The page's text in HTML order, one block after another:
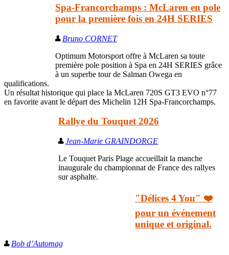
Spa-Francorchamps : McLaren en pole
pour la première fois en 24H SERIES
Bruno CORNET
Optimum Motorsport offre à McLaren sa toute
première pole position à Spa en 24H SERIES grâce
à un superbe tour de Salman Owega en
qualifications.
Un résultat historique qui place la McLaren 720S GT3 EVO n°77
en favorite avant le départ des Michelin 12H Spa-Francorchamps.
Rallye du Touquet 2026
Jean-Marie GRAINDORGE
Le Touquet Paris Plage accueillait la manche
inaugurale du championnat de France des rallyes
sur asphalte.
"Délices 4 You" ❤️
pour un événement
unique et original.
Bob d’Automag